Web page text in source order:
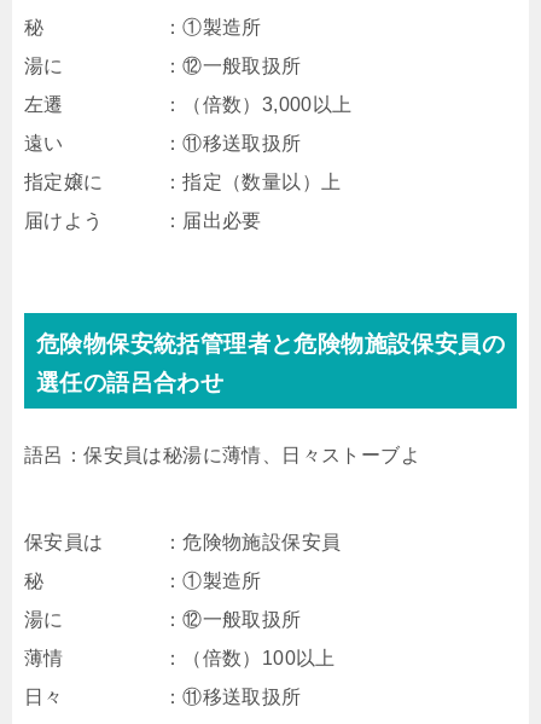
秘 ：①製造所
湯に ：⑫一般取扱所
左遷 ：（倍数）3,000以上
遠い ：⑪移送取扱所
指定嬢に ：指定（数量以）上
届けよう ：届出必要
危険物保安統括管理者と危険物施設保安員の
選任の語呂合わせ
語呂：保安員は秘湯に薄情、日々ストーブよ
保安員は ：危険物施設保安員
秘 ：①製造所
湯に ：⑫一般取扱所
薄情 ：（倍数）100以上
日々 ：⑪移送取扱所